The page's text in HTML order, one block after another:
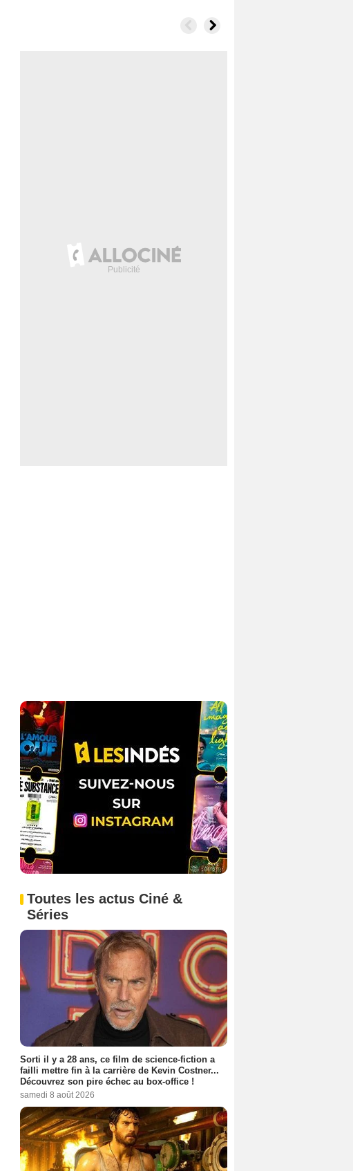
Toutes les actus Ciné &
Séries
Sorti il y a 28 ans, ce film de science-fiction a
failli mettre fin à la carrière de Kevin Costner...
Découvrez son pire échec au box-office !
samedi 8 août 2026